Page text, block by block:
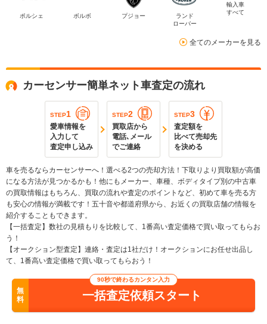
ポルシェ ボルボ プジョー
ランド
ローバー
輸入車
すべて
全てのメーカーを見る
カーセンサー簡単ネット車査定の流れ
STEP1
愛車情報を
入力して
査定申し込み
STEP2
買取店から
電話､メール
でご連絡
STEP3
査定額を
比べて売却先
を決める
車を売るならカーセンサーへ！選べる2つの売却方法！下取りより買取額が高価
になる方法が見つかるかも！他にもメーカー、車種、ボディタイプ別の中古車
の買取情報はもちろん、買取の流れや査定のポイントなど、初めて車を売る方
も安心の情報が満載です！五十音や都道府県から、お近くの買取店舗の情報を
紹介することもできます。
【一括査定】数社の見積もりを比較して、1番高い査定価格で買い取ってもらお
う！
【オークション型査定】連絡・査定は1社だけ！オークションにお任せ出品し
て、1番高い査定価格で買い取ってもらおう！
無
料
90秒で終わるカンタン入力
一括査定依頼スタート